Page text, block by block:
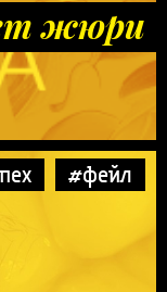
жюри
#фейл